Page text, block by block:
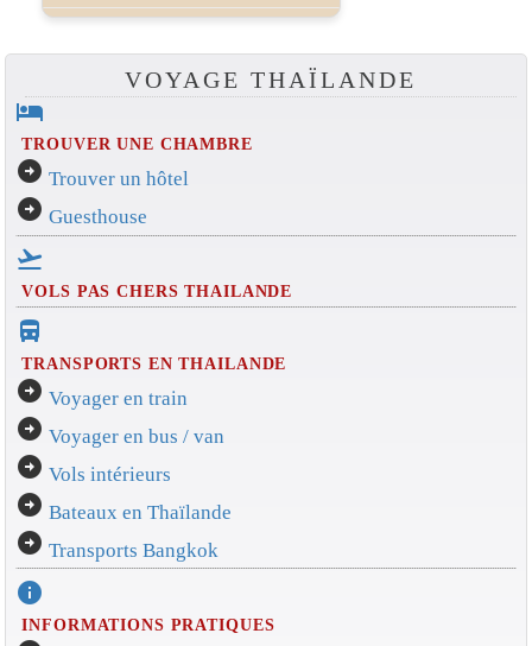
VOYAGE THAÏLANDE
hotel
TROUVER UNE CHAMBRE
arrow_circle_right Trouver un hôtel
arrow_circle_right Guesthouse
flight_takeoff
VOLS PAS CHERS THAILANDE
directions_bus_filled
TRANSPORTS EN THAILANDE
arrow_circle_right Voyager en train
arrow_circle_right Voyager en bus / van
arrow_circle_right Vols intérieurs
arrow_circle_right Bateaux en Thaïlande
arrow_circle_right Transports Bangkok
info
INFORMATIONS PRATIQUES